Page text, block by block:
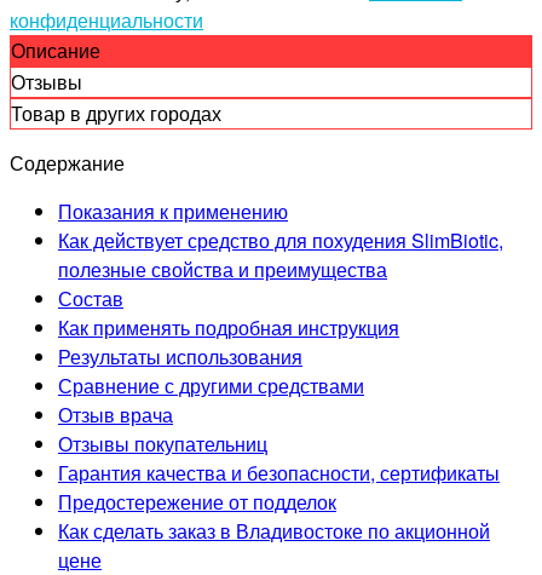
конфиденциальности
Описание
Отзывы
Товар в других городах
Содержание
Показания к применению
Как действует средство для похудения SlimBiotic,
полезные свойства и преимущества
Состав
Как применять подробная инструкция
Результаты использования
Сравнение с другими средствами
Отзыв врача
Отзывы покупательниц
Гарантия качества и безопасности, сертификаты
Предостережение от подделок
Как сделать заказ в Владивостоке по акционной
цене